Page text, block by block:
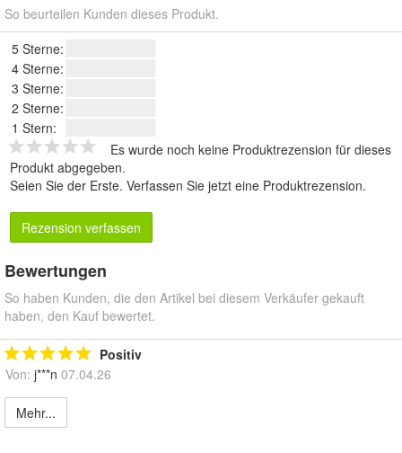
So beurteilen Kunden dieses Produkt.
5 Sterne:
4 Sterne:
3 Sterne:
2 Sterne:
1 Stern:
Es wurde noch keine Produktrezension für dieses
Produkt abgegeben.
Seien Sie der Erste. Verfassen Sie jetzt eine Produktrezension.
Rezension verfassen
Bewertungen
So haben Kunden, die den Artikel bei diesem Verkäufer gekauft
haben, den Kauf bewertet.
Positiv
Von: j***n 07.04.26
Mehr...